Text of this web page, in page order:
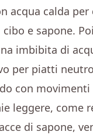
acqua calda
e sapone.
imbibita di
per piatti
con movimenti
leggere, come
di sapone,